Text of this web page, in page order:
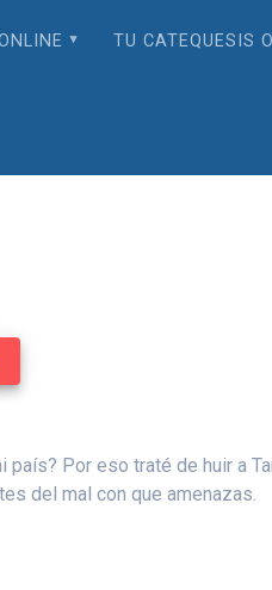
TU CATEQUESIS
país? Por eso traté de huir a
del mal con que amenazas.